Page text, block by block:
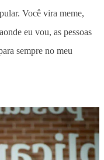
Você vira meme,
eu vou, as pessoas
sempre no meu